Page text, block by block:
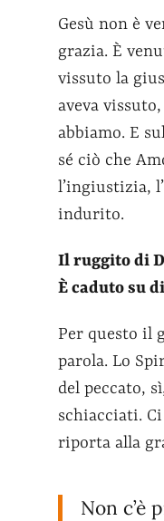
Gesù non è
grazia. È
vissuto la
aveva
abbiamo. E
sé ciò che
l’ingiustizia,
indurito.
Il ruggito di
È caduto su
Per questo il
parola. Lo
del peccato,
schiacciati.
riporta alla
Non c’è